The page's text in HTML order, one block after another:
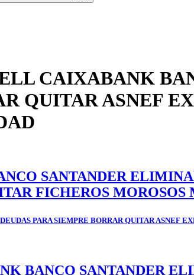
CAIXABANK
QUITAR ASNEF
SANTANDER
FICHEROS MOROSOS
PARA SIEMPRE BORRAR QUITAR ASNEF
BANCO SANTANDER